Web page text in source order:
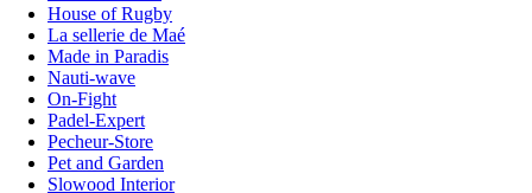
House of Rugby
La sellerie de Maé
Made in Paradis
Nauti-wave
On-Fight
Padel-Expert
Pecheur-Store
Pet and Garden
Slowood Interior